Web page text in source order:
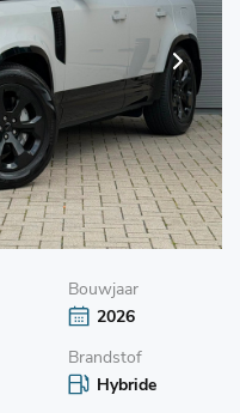
Bouwjaar
2026
Brandstof
Hybride